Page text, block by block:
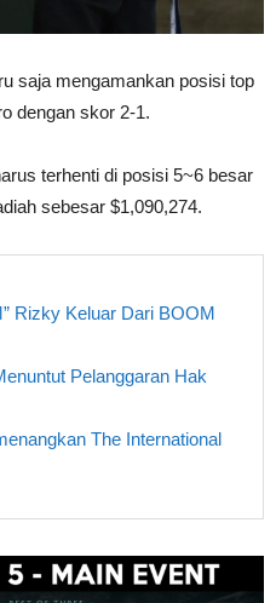
saja mengamankan posisi top
dengan skor 2-1.
terhenti di posisi 5~6 besar
sebesar $1,090,274.
Rizky Keluar Dari BOOM
Pelanggaran Hak
The International